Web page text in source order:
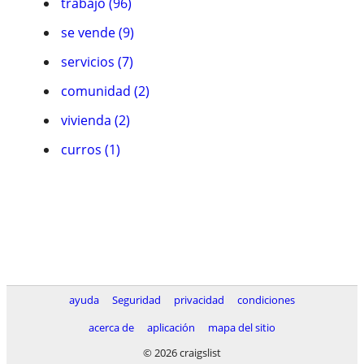
se vende (9)
servicios (7)
comunidad (2)
vivienda (2)
curros (1)
ayuda Seguridad privacidad
condiciones
acerca de
aplicación
mapa del sitio
© 2026 craigslist